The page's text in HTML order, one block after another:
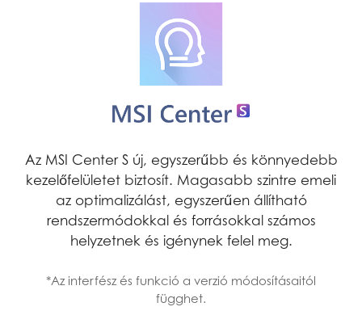
Az MSI Center S új, egyszerűbb és könnyedebb
kezelőfelületet biztosít. Magasabb szintre emeli
az optimalizálást, egyszerűen állítható
rendszermódokkal és forrásokkal számos
helyzetnek és igénynek felel meg.
*Az interfész és funkció a verzió módosításaitól
függhet.